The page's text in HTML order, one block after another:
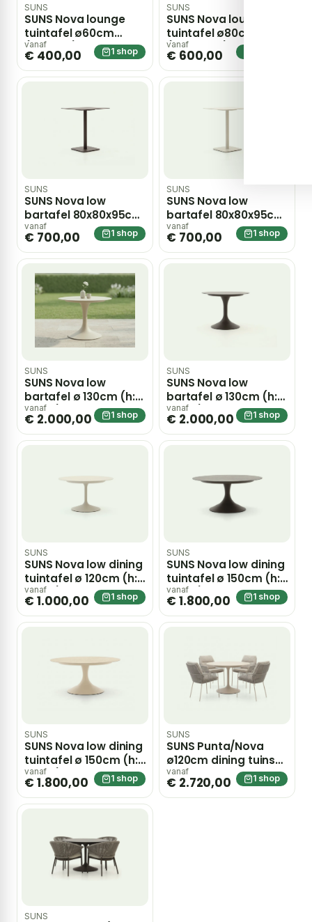
SUNS
SUNS Nova lounge
tuintafel ø60cm
(h:40cm) – Taupe
vanaf
€ 400,00 1 shop
SUNS
SUNS Nova lounge
tuintafel ø80cm
(h:34,5cm) – Taupe
vanaf
€ 600,00
SUNS
SUNS Nova low
bartafel 80x80x95cm
– Taupe
vanaf
€ 700,00 1 shop
SUNS
SUNS Nova low
bartafel 80x80x95cm
– Taupe
vanaf
€ 700,00 1 shop
SUNS
SUNS Nova low
bartafel ø 130cm (h:
95cm) – Taupe
vanaf
€ 2.000,00 1 shop
SUNS
SUNS Nova low
bartafel ø 130cm (h:
95cm) – Taupe
vanaf
€ 2.000,00 1 shop
SUNS
SUNS Nova low dining
tuintafel ø 120cm (h:
68cm) – Taupe
vanaf
€ 1.000,00 1 shop
SUNS
SUNS Nova low dining
tuintafel ø 150cm (h:
68cm) – Taupe
vanaf
€ 1.800,00 1 shop
SUNS
SUNS Nova low dining
tuintafel ø 150cm (h:
68cm) – Taupe
vanaf
€ 1.800,00 1 shop
SUNS
SUNS Punta/Nova
ø120cm dining tuinset
5-delig – Taupe
vanaf
€ 2.720,00 1 shop
SUNS